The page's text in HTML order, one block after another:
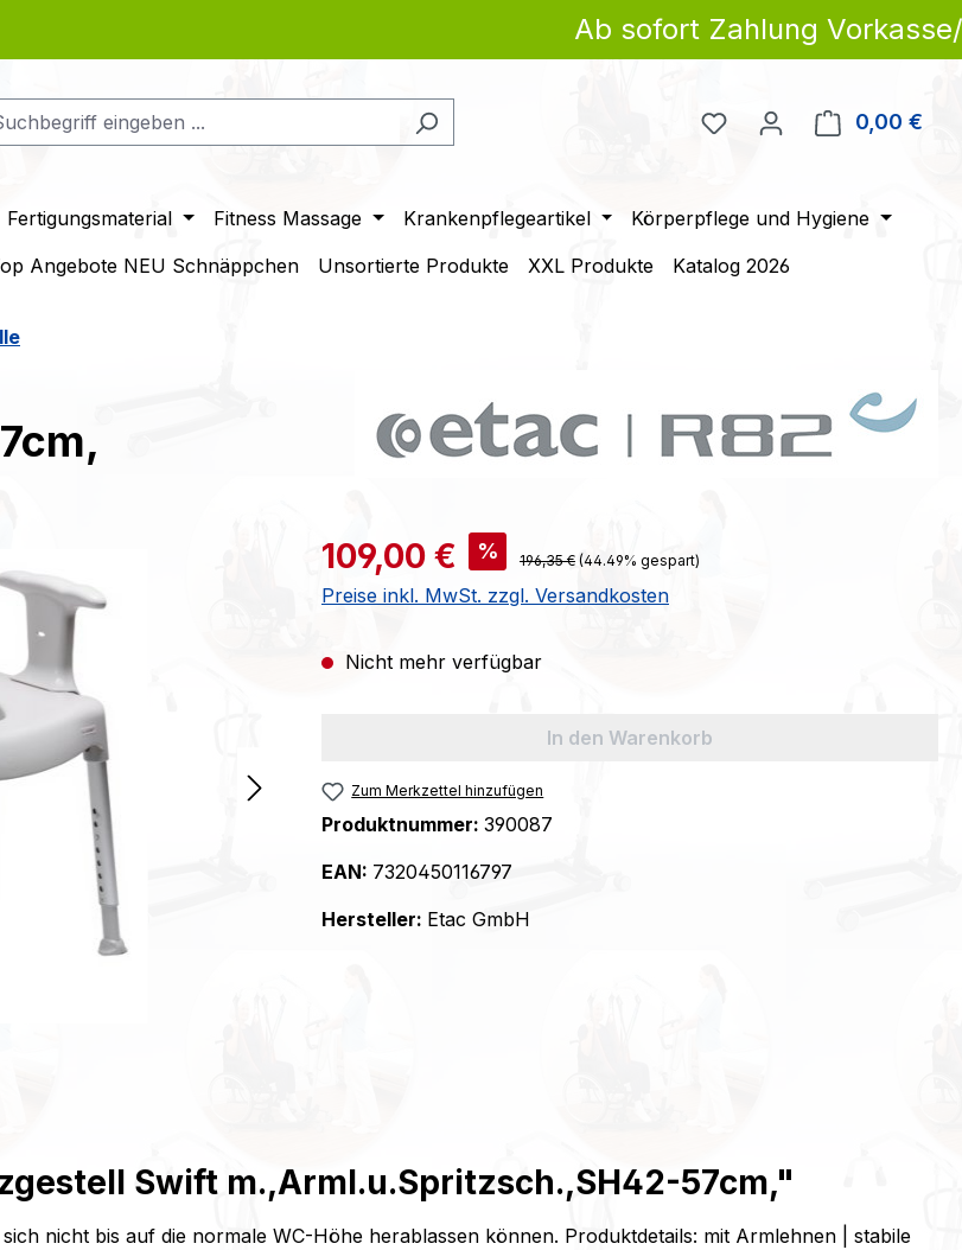
Ab sofort Zahlung Vorkasse/
Du hast 0 Produkte auf
0,00 €
Fertigungsmaterial Fitness Massage Krankenpflegeartikel
Körperpflege und Hygiene
Angebote NEU Schnäppchen Unsortierte Produkte XXL Produkte Katalog 2026
Verkaufspreis:
109,00 € % Regulärer Preis:
196,35 € (44.49% gespart)
Preise inkl. MwSt. zzgl. Versandkosten
Nicht mehr verfügbar
In den Warenkorb
Zum Merkzettel hinzufügen
Produktnummer: 390087
EAN: 7320450116797
Hersteller: Etac GmbH
Swift m.,Arml.u.Spritzsch.,SH42-57cm,"
nicht bis auf die normale WC-Höhe herablassen können. Produktdetails: mit Armlehnen | stabile